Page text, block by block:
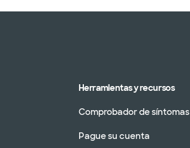
Herramientas y recursos
Comprobador de síntomas
Pague su cuenta